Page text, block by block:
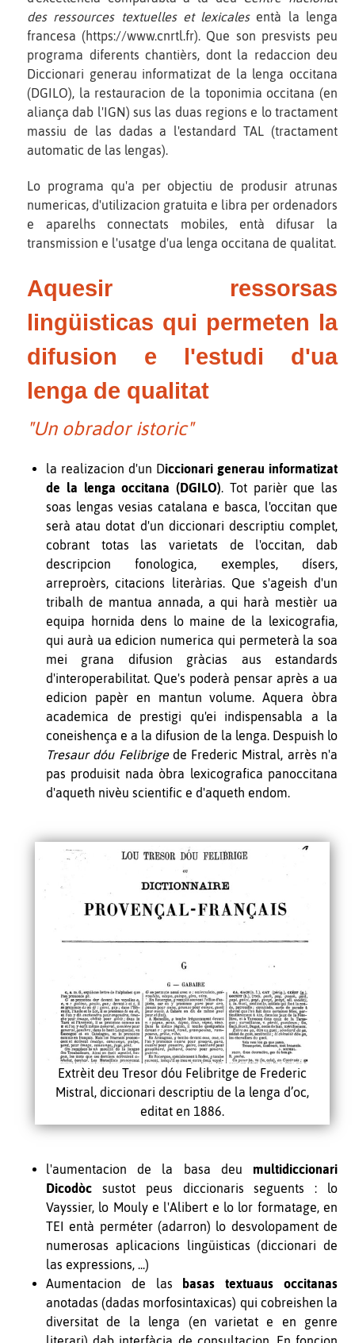
des ressources textuelles et lexicalesentà la lenga
francesa (https://www.cnrtl.fr). Que son presvists peu
programa diferents chantièrs, dont la redaccion deu
Diccionari generau informatizat de la lenga occitana
(DGILO), la restauracion de la toponimia occitana (en
aliança dab l'IGN) sus las duas regions e lo tractament
massiu de las dadas a l'estandard TAL (tractament
automatic de las lengas).
Lo programa qu'a per objectiu de produsir atrunas
numericas, d'utilizacion gratuita e libra per ordenadors
e aparelhs connectats mobiles, entà difusar la
transmission e l'usatge d'ua lenga occitana de qualitat.
Aquesir ressorsas
lingüisticas qui permeten la
difusion e l'estudi d'ua
lenga de qualitat
"Un obrador istoric"
la realizacion d'un Diccionari generau informatizat
de la lenga occitana (DGILO). Tot parièr que las
soas lengas vesias catalana e basca, l'occitan que
serà atau dotat d'un diccionari descriptiu complet,
cobrant totas las varietats de l'occitan, dab
descripcion fonologica, exemples, dísers,
arreproèrs, citacions literàrias. Que s'ageish d'un
tribalh de mantua annada, a qui harà mestièr ua
equipa hornida dens lo maine de la lexicografia,
qui aurà ua edicion numerica qui permeterà la soa
mei grana difusion gràcias aus estandards
d'interoperabilitat. Que's poderà pensar après a ua
edicion papèr en mantun volume. Aquera òbra
academica de prestigi qu'ei indispensabla a la
coneishença e a la difusion de la lenga. Despuish lo
Tresaur dóu Felibrige de Frederic Mistral, arrès n'a
pas produisit nada òbra lexicografica panoccitana
d'aqueth nivèu scientific e d'aqueth endom.
Extrèit deu Tresor dóu Felibritge de Frederic
Mistral, diccionari descriptiu de la lenga d’oc,
editat en 1886.
l'aumentacion de la basa deu
multidiccionari
Dicodòc
sustot peus diccionaris seguents : lo
Vayssier, lo Mouly e l'Alibert e lo lor formatage, en
TEI entà perméter (adarron) lo desvolopament de
numerosas aplicacions lingüisticas (diccionari de
las expressions, ...)
Aumentacion de las
basas textuaus occitanas
anotadas (dadas morfosintaxicas) qui cobreishen la
diversitat de la lenga (en varietat e en genre